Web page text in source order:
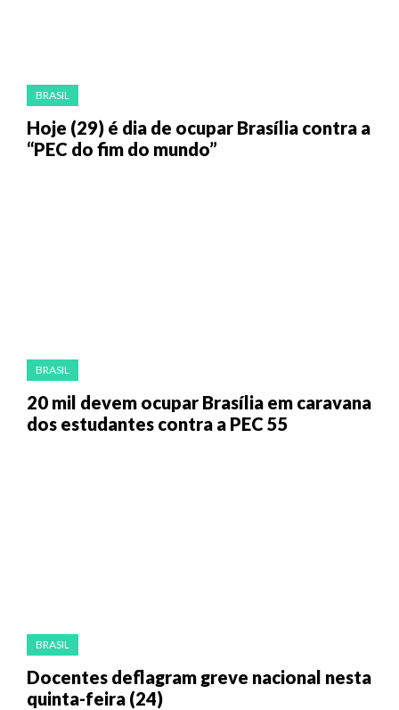
BRASIL
Hoje (29) é dia de ocupar Brasília contra a
“PEC do fim do mundo”
BRASIL
20 mil devem ocupar Brasília em caravana
dos estudantes contra a PEC 55
BRASIL
Docentes deflagram greve nacional nesta
quinta-feira (24)